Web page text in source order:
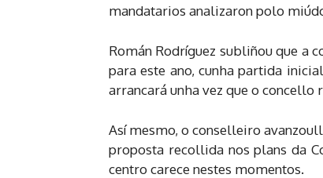
mandatarios analizaron polo
Román Rodríguez subliñou que a
para este ano, cunha partida
arrancará unha vez que o
Así mesmo, o conselleiro
proposta recollida nos plans da
centro carece nestes momentos.